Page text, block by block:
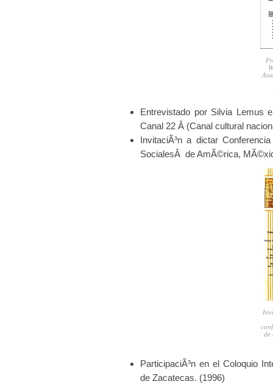
Entrevistado por Silvia Lemus
Canal 22 Â (Canal cultural
InvitaciÃ³n a dictar
SocialesÂ de AmÃ©rica,
de
ParticipaciÃ³n en el Coloquio
de Zacatecas. (1996)